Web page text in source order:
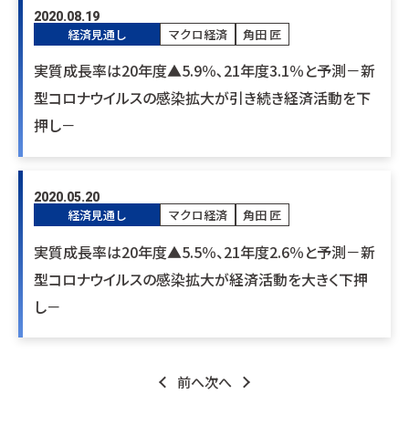
2020.08.19
経済見通し マクロ経済 角田 匠
実質成長率は20年度▲5.9％､21年度3.1％と予測－新
型コロナウイルスの感染拡大が引き続き経済活動を下
押し－
2020.05.20
経済見通し マクロ経済 角田 匠
実質成長率は20年度▲5.5％、21年度2.6％と予測－新
型コロナウイルスの感染拡大が経済活動を大きく下押
し－
前へ次へ